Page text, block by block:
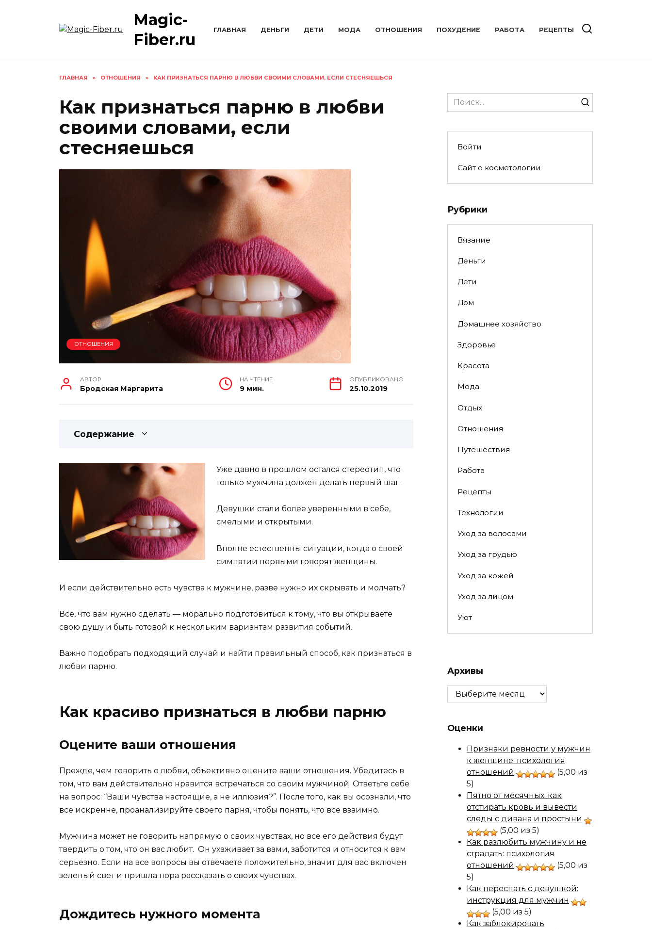
Magic-
Fiber.ru
ГЛАВНАЯ ДЕНЬГИ ДЕТИ МОДА ОТНОШЕНИЯ ПОХУДЕНИЕ РАБОТА РЕЦЕПТЫ
ГЛАВНАЯ » ОТНОШЕНИЯ » КАК ПРИЗНАТЬСЯ ПАРНЮ В ЛЮБВИ СВОИМИ СЛОВАМИ, ЕСЛИ СТЕСНЯЕШЬСЯ
Как признаться парню в любви
своими словами, если
стесняешься
ОТНОШЕНИЯ
АВТОР
Бродская Маргарита
НА ЧТЕНИЕ
9 мин.
ОПУБЛИКОВАНО
25.10.2019
Содержание
Уже давно в прошлом остался стереотип, что
только мужчина должен делать первый шаг.
Девушки стали более уверенными в себе,
смелыми и открытыми.
Вполне естественны ситуации, когда о своей
симпатии первыми говорят женщины.
И если действительно есть чувства к мужчине, разве нужно их скрывать и молчать?
Все, что вам нужно сделать — морально подготовиться к тому, что вы открываете
свою душу и быть готовой к нескольким вариантам развития событий.
Важно подобрать подходящий случай и найти правильный способ, как признаться в
любви парню.
Как красиво признаться в любви парню
Оцените ваши отношения
Прежде, чем говорить о любви, объективно оцените ваши отношения. Убедитесь в
том, что вам действительно нравится встречаться со своим мужчиной. Ответьте себе
на вопрос: “Ваши чувства настоящие, а не иллюзия?”. После того, как вы осознали, что
все искренне, проанализируйте своего парня, чтобы понять, что все взаимно.
Мужчина может не говорить напрямую о своих чувствах, но все его действия будут
твердить о том, что он вас любит. Он ухаживает за вами, заботится и относится к вам
серьезно. Если на все вопросы вы отвечаете положительно, значит для вас включен
зеленый свет и пришла пора рассказать о своих чувствах.
Дождитесь нужного момента
Search
for:
Войти
Сайт о косметологии
Рубрики
Вязание
Деньги
Дети
Дом
Домашнее хозяйство
Здоровье
Красота
Мода
Отдых
Отношения
Путешествия
Работа
Рецепты
Технологии
Уход за волосами
Уход за грудью
Уход за кожей
Уход за лицом
Уют
Архивы
Архивы
Оценки
Признаки ревности у мужчин
к женщине: психология
отношений
(5,00 из
5)
Пятно от месячных: как
отстирать кровь и вывести
следы с дивана и простыни
(5,00 из 5)
Как разлюбить мужчину и не
страдать: психология
отношений
(5,00 из
5)
Как переспать с девушкой:
инструкция для мужчин
(5,00 из 5)
Как заблокировать